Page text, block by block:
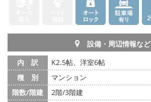
設備・周辺情報など
内 訳
K2.5帖、洋室6帖
種 別
マンション
階数/階建
2階/3階建